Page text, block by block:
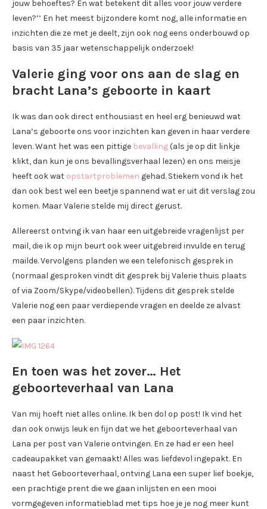
jouw behoeftes? En wat betekent dit alles voor jouw verdere
leven?’’ En het meest bijzondere komt nog, alle informatie en
inzichten die ze met je deelt, zijn ook nog eens onderbouwd op
basis van 35 jaar wetenschappelijk onderzoek!
Valerie ging voor ons aan de slag en
bracht Lana’s geboorte in kaart
Ik was dan ook direct enthousiast en heel erg benieuwd wat
Lana’s geboorte ons voor inzichten kan geven in haar verdere
leven. Want het was een pittige bevalling(als je op dit linkje
klikt, dan kun je ons bevallingsverhaal lezen) en ons meisje
heeft ook wat opstartproblemen gehad. Stiekem vond ik het
dan ook best wel een beetje spannend wat er uit dit verslag zou
komen. Maar Valerie stelde mij direct gerust.
Allereerst ontving ik van haar een uitgebreide vragenlijst per
mail, die ik op mijn beurt ook weer uitgebreid invulde en terug
mailde. Vervolgens planden we een telefonisch gesprek in
(normaal gesproken vindt dit gesprek bij Valerie thuis plaats
of via Zoom/Skype/videobellen). Tijdens dit gesprek stelde
Valerie nog een paar verdiepende vragen en deelde ze alvast
een paar inzichten.
En toen was het zover… Het
geboorteverhaal van Lana
Van mij hoeft niet alles online. Ik ben dol op post! Ik vind het
dan ook onwijs leuk en fijn dat we het geboorteverhaal van
Lana per post van Valerie ontvingen. En ze had er een heel
cadeaupakket van gemaakt! Alles was liefdevol ingepakt. En
naast het Geboorteverhaal, ontving Lana een super lief boekje,
een prachtige prent die we gaan inlijsten en een mooi
vormgegeven informatieblad met tips hoe je je nog meer kunt